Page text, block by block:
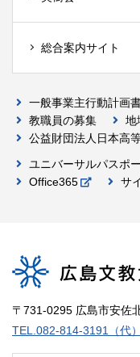
総合案内サイト
一般事業主行動計画
教職員の募集
地
公益財団法人日本高
ユニバーサルパスポ
Office365
サ
〒731-0295 広島市安佐
TEL.082-814-3191（代）